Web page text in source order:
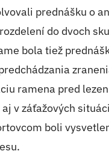
prednášku o
do dvoch
bola tiež
ramena pred
v záťažových
boli